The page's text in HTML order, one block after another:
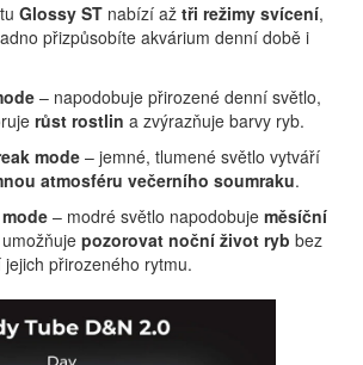
Glossy ST nabízí až tři režimy svícení,
přizpůsobíte akvárium denní době i
– napodobuje přirozené denní světlo,
růst rostlin a zvýrazňuje barvy ryb.
mode– jemné, tlumené světlo vytváří
atmosféru večerního soumraku.
– modré světlo napodobuje měsíční
pozorovat noční život ryb bez
jejich přirozeného rytmu.